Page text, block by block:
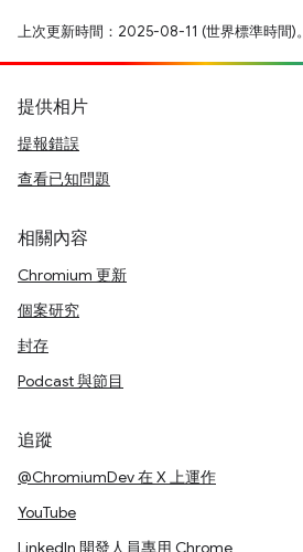
上次更新時間：2025-08-11 (世界標準時間)。
提供相片
提報錯誤
查看已知問題
相關內容
Chromium 更新
個案研究
封存
Podcast 與節目
追蹤
@ChromiumDev 在 X 上運作
YouTube
LinkedIn 開發人員專用 Chrome